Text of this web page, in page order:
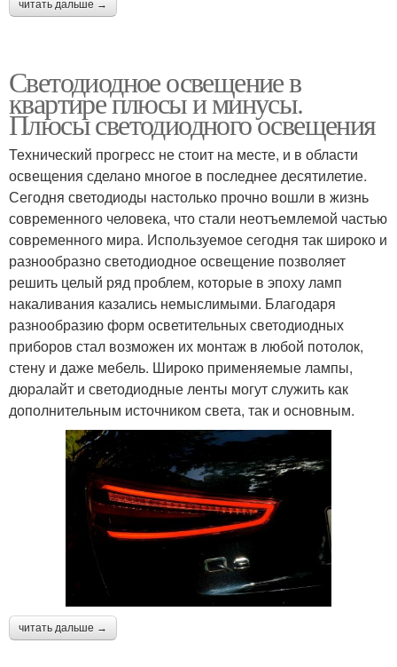
читать дальше →
Светодиодное освещение в
квартире плюсы и минусы.
Плюсы светодиодного освещения
Технический прогресс не стоит на месте, и в области
освещения сделано многое в последнее десятилетие.
Сегодня светодиоды настолько прочно вошли в жизнь
современного человека, что стали неотъемлемой частью
современного мира. Используемое сегодня так широко и
разнообразно светодиодное освещение позволяет
решить целый ряд проблем, которые в эпоху ламп
накаливания казались немыслимыми. Благодаря
разнообразию форм осветительных светодиодных
приборов стал возможен их монтаж в любой потолок,
стену и даже мебель. Широко применяемые лампы,
дюралайт и светодиодные ленты могут служить как
дополнительным источником света, так и основным.
читать дальше →